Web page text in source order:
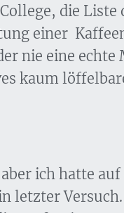
die Liste
einer
nie eine echte
kaum
ich hatte auf
letzter